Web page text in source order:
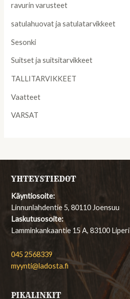
ravurin varusteet
satulahuovat ja satulatarvikkeet
Sesonki
Suitset ja suitsitarvikkeet
TALLITARVIKKEET
Vaatteet
VARSAT
YHTEYSTIEDOT
Käyntiosoite:
Linnunlahdentie 5, 80110 Joensuu
Laskutusosoite:
Lamminkankaantie 15 A, 83100 Liperi
045 2568339
myynti@ladosta.fi
PIKALINKIT